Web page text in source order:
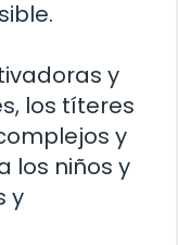
y
los títeres
y
los niños y
y